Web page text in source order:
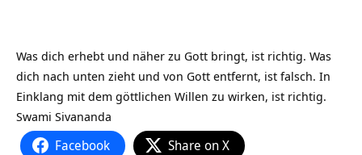
Was dich erhebt und näher zu Gott bringt, ist richtig. Was
dich nach unten zieht und von Gott entfernt, ist falsch. In
Einklang mit dem göttlichen Willen zu wirken, ist richtig.
Swami Sivananda
Facebook Share on X